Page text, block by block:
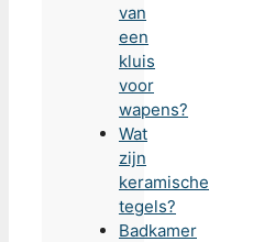
van
een
kluis
voor
wapens?
Wat
zijn
keramische
tegels?
Badkamer